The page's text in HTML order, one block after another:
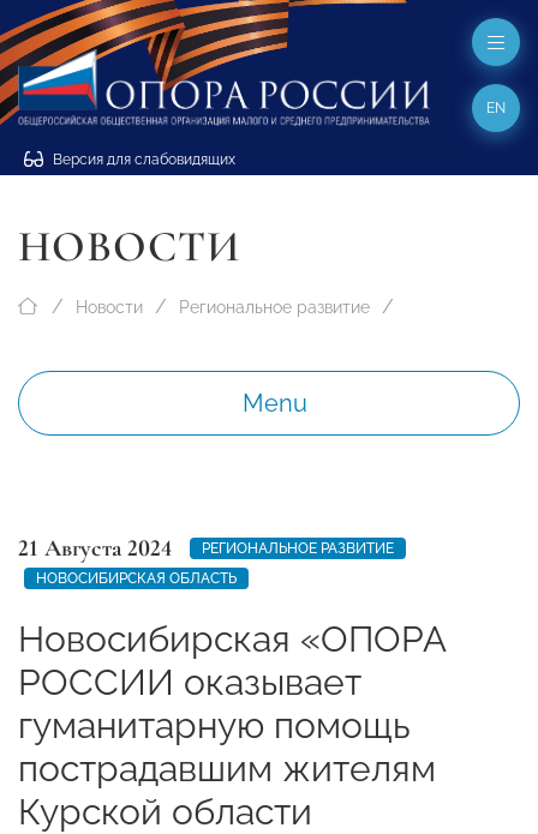
Версия для слабовидящих
EN
НОВОСТИ
Новости Региональное развитие
Menu
21 Августа 2024
РЕГИОНАЛЬНОЕ РАЗВИТИЕ
НОВОСИБИРСКАЯ ОБЛАСТЬ
Новосибирская «ОПОРА
РОССИИ оказывает
гуманитарную помощь
пострадавшим жителям
Курской области